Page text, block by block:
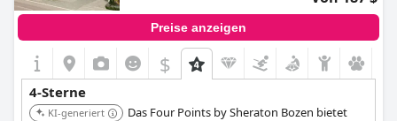
Preise anzeigen
$
4-Sterne
KI-generiert
Das Four Points by Sheraton Bozen bietet